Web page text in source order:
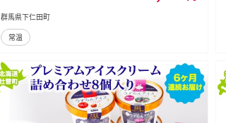
群馬県下仁田町
常温